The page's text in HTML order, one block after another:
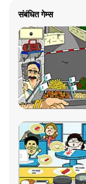
संबंधित गेम्स